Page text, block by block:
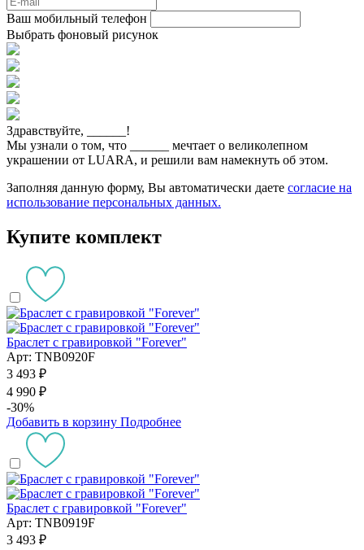
Ваш мобильный телефон
Выбрать фоновый рисунок
Здравствуйте,
!
Мы узнали о том, что
мечтает о великолепном
украшении от LUARA, и решили вам намекнуть об этом.
Заполняя данную форму, Вы автоматически даете согласие на
использование персональных данных.
Купите комплект
Браслет с гравировкой "Forever"
Арт: TNB0920F
3 493 ₽
4 990 ₽
-30%
Добавить в корзину Подробнее
Браслет с гравировкой "Forever"
Арт: TNB0919F
3 493 ₽